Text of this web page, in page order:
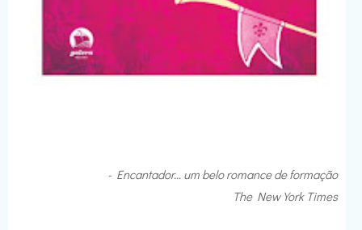
- Encantador... um belo romance de formação
The New York Times